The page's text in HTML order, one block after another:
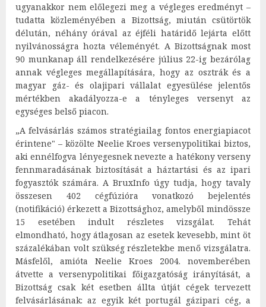
ugyanakkor nem előlegezi meg a végleges eredményt –
tudatta közleményében a Bizottság, miután csütörtök
délután, néhány órával az éjféli határidő lejárta előtt
nyilvánosságra hozta véleményét. A Bizottságnak most
90 munkanap áll rendelkezésére július 22-ig bezárólag
annak végleges megállapítására, hogy az osztrák és a
magyar gáz- és olajipari vállalat egyesülése jelentős
mértékben akadályozza-e a tényleges versenyt az
egységes belső piacon.
„A felvásárlás számos stratégiailag fontos energiapiacot
érintene" – közölte Neelie Kroes versenypolitikai biztos,
aki ennélfogva lényegesnek nevezte a hatékony verseny
fennmaradásának biztosítását a háztartási és az ipari
fogyasztók számára. A BruxInfo úgy tudja, hogy tavaly
összesen 402 cégfúzióra vonatkozó bejelentés
(notifikáció) érkezett a Bizottsághoz, amelyből mindössze
15 esetében indult részletes vizsgálat. Tehát
elmondható, hogy átlagosan az esetek kevesebb, mint öt
százalékában volt szükség részletekbe menő vizsgálatra.
Másfelől, amióta Neelie Kroes 2004. novemberében
átvette a versenypolitikai főigazgatóság irányítását, a
Bizottság csak két esetben állta útját cégek tervezett
felvásárlásának: az egyik két portugál gázipari cég, a